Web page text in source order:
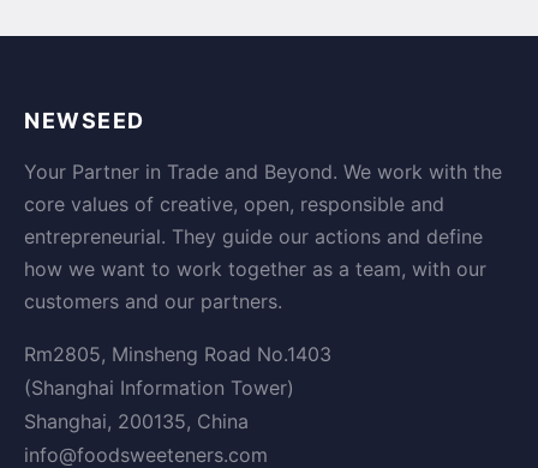
NEWSEED
Your Partner in Trade and Beyond. We work with the
core values of creative, open, responsible and
entrepreneurial. They guide our actions and define
how we want to work together as a team, with our
customers and our partners.
Rm2805, Minsheng Road No.1403
(Shanghai Information Tower)
Shanghai, 200135, China
info@foodsweeteners.com